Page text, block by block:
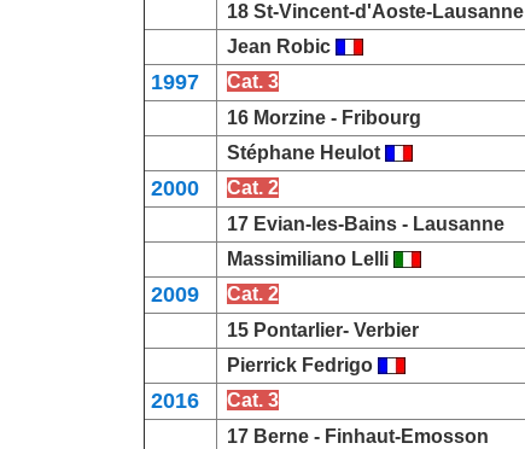
18 St-Vincent-d'Aoste-Lausanne
Jean Robic
1997
Cat. 3
16 Morzine - Fribourg
Stéphane Heulot
2000
Cat. 2
17 Evian-les-Bains - Lausanne
Massimiliano Lelli
2009
Cat. 2
15 Pontarlier- Verbier
Pierrick Fedrigo
2016
Cat. 3
17 Berne - Finhaut-Emosson